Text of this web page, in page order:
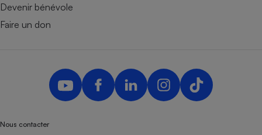
Devenir bénévole
Faire un don
Nous contacter